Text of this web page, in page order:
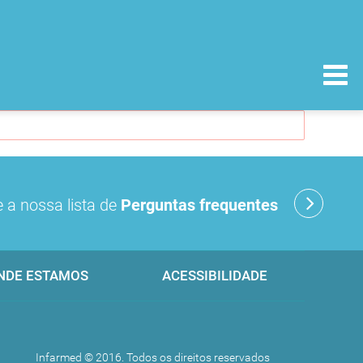
a nossa lista de Perguntas frequentes
ESTAMOS ACESSIBILIDADE
Infarmed © 2016. Todos os direitos reservados